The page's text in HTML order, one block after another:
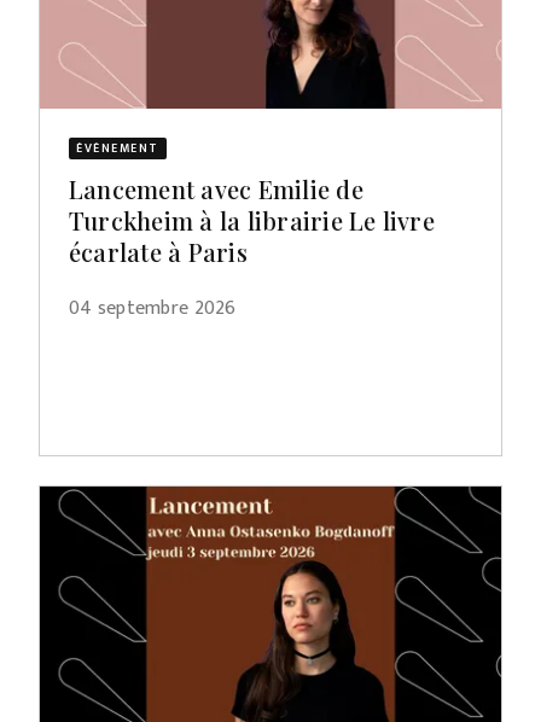
ÉVÈNEMENT
Lancement avec Emilie de
Turckheim à la librairie Le livre
écarlate à Paris
04 septembre 2026